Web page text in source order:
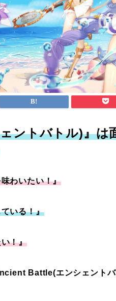
ントバトル)』は
わいたい！』
いる！』
！』
Battle(エンシェントバ